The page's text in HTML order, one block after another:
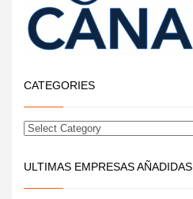
CATEGORIES
ULTIMAS EMPRESAS AÑADIDAS